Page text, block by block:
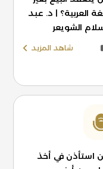
العربية؟ | د. عبد
الشويعر
شاهد المزيد
استأذن في أخذ